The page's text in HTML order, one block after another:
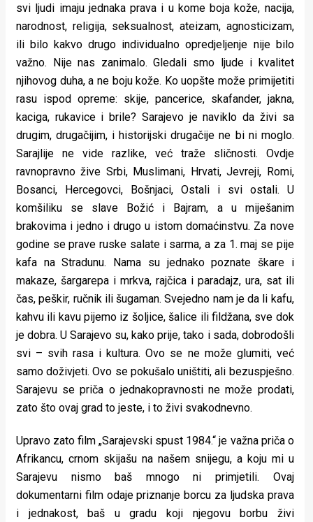
svi ljudi imaju jednaka prava i u kome boja kože, nacija,
narodnost, religija, seksualnost, ateizam, agnosticizam,
ili bilo kakvo drugo individualno opredjeljenje nije bilo
važno. Nije nas zanimalo. Gledali smo ljude i kvalitet
njihovog duha, a ne boju kože. Ko uopšte može primijetiti
rasu ispod opreme: skije, pancerice, skafander, jakna,
kaciga, rukavice i brile? Sarajevo je naviklo da živi sa
drugim, drugačijim, i historijski drugačije ne bi ni moglo.
Sarajlije ne vide razlike, već traže sličnosti. Ovdje
ravnopravno žive Srbi, Muslimani, Hrvati, Jevreji, Romi,
Bosanci, Hercegovci, Bošnjaci, Ostali i svi ostali. U
komšiliku se slave Božić i Bajram, a u miješanim
brakovima i jedno i drugo u istom domaćinstvu. Za nove
godine se prave ruske salate i sarma, a za 1. maj se pije
kafa na Stradunu. Nama su jednako poznate škare i
makaze, šargarepa i mrkva, rajčica i paradajz, ura, sat ili
čas, peškir, ručnik ili šugaman. Svejedno nam je da li kafu,
kahvu ili kavu pijemo iz šoljice, šalice ili fildžana, sve dok
je dobra. U Sarajevo su, kako prije, tako i sada, dobrodošli
svi – svih rasa i kultura. Ovo se ne može glumiti, već
samo doživjeti. Ovo se pokušalo uništiti, ali bezuspješno.
Sarajevu se priča o jednakopravnosti ne može prodati,
zato što ovaj grad to jeste, i to živi svakodnevno.
Upravo zato film „Sarajevski spust 1984.“ je važna priča o
Afrikancu, crnom skijašu na našem snijegu, a koju mi u
Sarajevu nismo baš mnogo ni primjetili. Ovaj
dokumentarni film odaje priznanje borcu za ljudska prava
i jednakost, baš u gradu koji njegovu borbu živi